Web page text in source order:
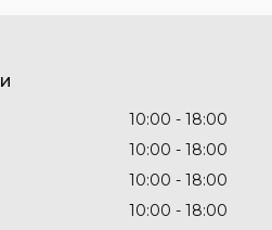
10:00
18:00
10:00
18:00
10:00
18:00
10:00
18:00